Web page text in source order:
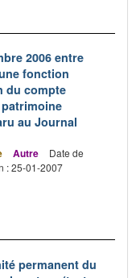
2006 entre
fonction
du compte
au Journal
Autre
Date de
: 25-01-2007
permanent du